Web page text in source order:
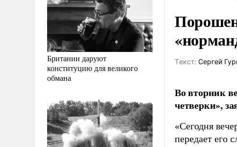
Британии даруют
конституцию для великого
обмана
Tекст: Сергей
Во вторник
четверки»,
«Сегодня
передает его